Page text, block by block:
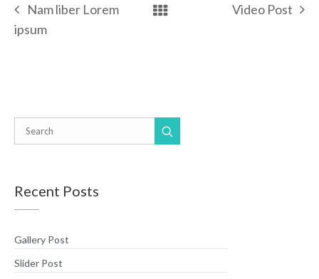
Nam liber Lorem
ipsum
Video Post
Recent Posts
Gallery Post
Slider Post